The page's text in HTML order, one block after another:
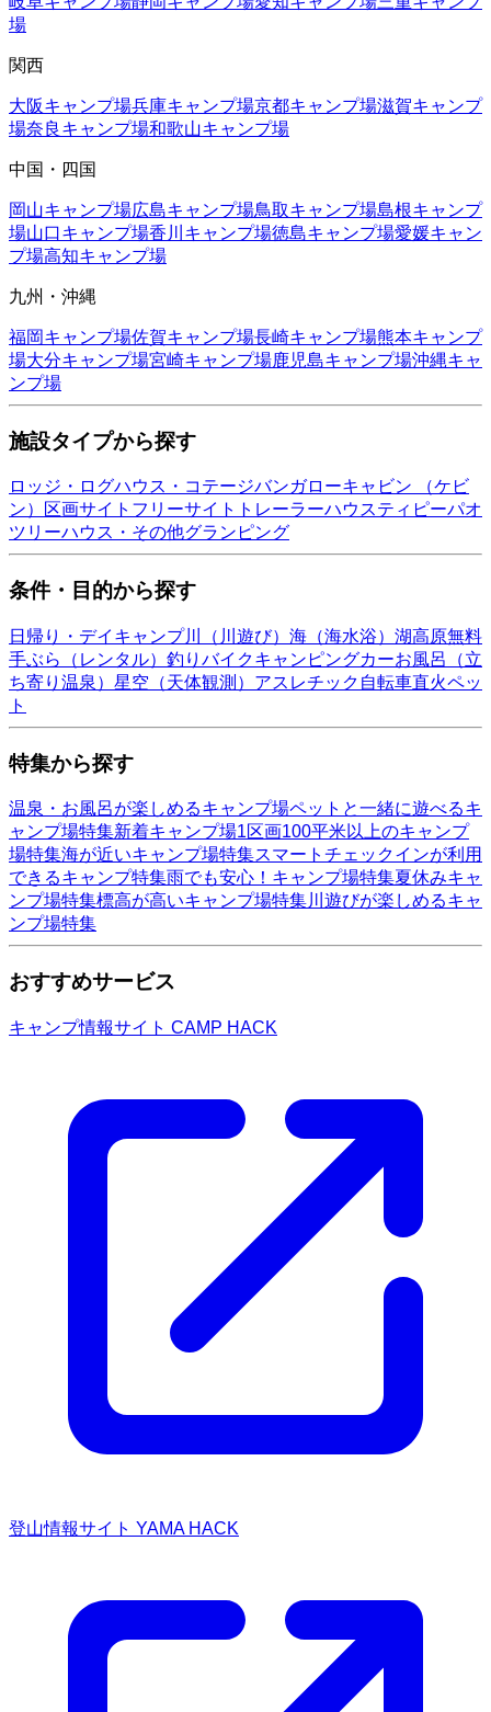
場
関西
大阪キャンプ場兵庫キャンプ場京都キャンプ場滋賀キャンプ
場奈良 キャンプ場和歌山キャンプ場
中国・四国
岡山キャンプ場広島キャンプ場鳥取キャンプ場島根キャンプ
場山口キャンプ場香川 キャンプ場徳島キャンプ場愛媛キャン
プ場高知キャンプ場
九州・沖縄
福岡キャンプ場佐賀キャンプ場長崎キャンプ場熊本キャンプ
場大分キャンプ場宮崎キャンプ場鹿児島キャンプ場沖縄キャ
ンプ場
施設タイプから探す
ロッジ・ログハウス・コテージバンガローキャビン （ケビ
ン）
区画サイト フリーサイト トレーラーハウスティピーパオ
ツリーハウス・その他グランピング
条件・目的から探す
日帰り・デイキャンプ川（川遊び） 海（海水浴） 湖高原無料
手ぶら（レンタル） 釣り バイクキャンピングカーお風呂（立
ち寄り温泉） 星空（天体観測） アスレチック 自転車直火ペッ
ト
特集から探す
温泉・お風呂が楽しめるキャンプ場ペットと一緒に遊べるキ
ャンプ場特集新着キャンプ場1区画100平米以上のキャンプ
場特集海が近いキャンプ場特集スマートチェックインが利用
できるキャンプ特集雨でも安心！キャンプ場特集夏休みキャ
ンプ場特集標高が高いキャンプ場特集川遊びが楽しめるキャ
ンプ場特集
おすすめサービス
キャンプ情報サイト CAMP HACK
登山情報サイト YAMA HACK